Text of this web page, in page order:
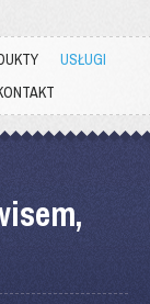
USŁUGI